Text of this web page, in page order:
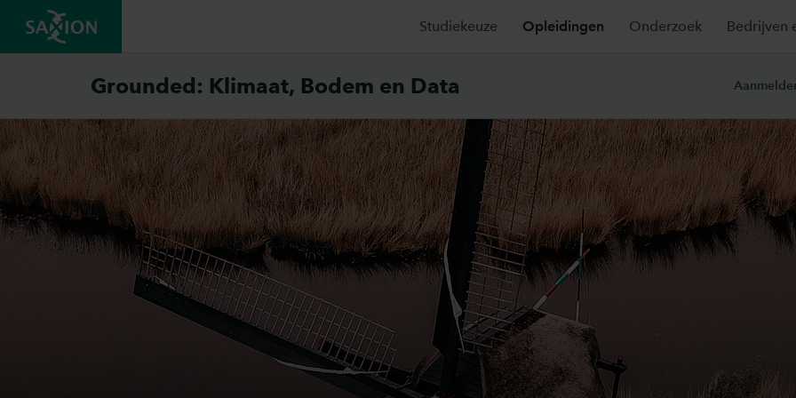
Studiekeuze Opleidingen Onderzoek Bedrijven
Grounded: Klimaat, Bodem en Data